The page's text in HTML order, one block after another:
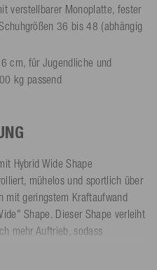
verstellbarer Monoplatte, fester
36 bis 48 (abhängig
cm, für Jugendliche und
kg passend
Hybrid Wide Shape
mühelos und sportlich über
mit geringstem Kraftaufwand
Shape. Dieser Shape verleiht
mehr Auftrieb, sodass